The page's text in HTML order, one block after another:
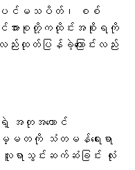
းပင်မသပိတ်၊ စစ်
အားစုတို့ကထိုင်းအစိုးရကို
းထုတ်ပြန်ခဲ့​ကြောင်းလည်း
အတုအယောင်
မ္မတကို သံတမန်ရေးရာ
ရာသွင်းဆက်ဆံခြင်း လုံး